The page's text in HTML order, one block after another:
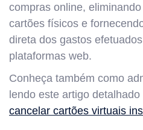
compras online,
cartões físicos e
direta dos gastos
plataformas web.
Conheça também como
lendo este artigo detalhado
cancelar cartões virtuais